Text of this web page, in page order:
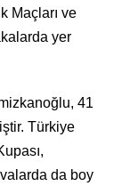
Maçları ve
yer
41
Türkiye
da boy